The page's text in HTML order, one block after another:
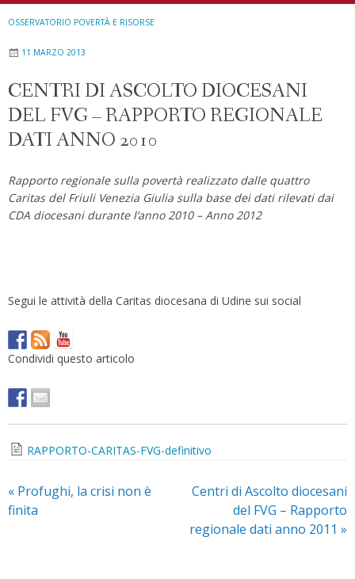
OSSERVATORIO POVERTÀ E RISORSE
11 MARZO 2013
CENTRI DI ASCOLTO DIOCESANI
DEL FVG – RAPPORTO REGIONALE
DATI ANNO 2010
Rapporto regionale sulla povertà realizzato dalle quattro
Caritas del Friuli Venezia Giulia sulla base dei dati rilevati dai
CDA diocesani durante l’anno 2010 – Anno 2012
Segui le attività della Caritas diocesana di Udine sui social
Condividi questo articolo
RAPPORTO-CARITAS-FVG-definitivo
« Profughi, la crisi non è
finita
Centri di Ascolto diocesani
del FVG – Rapporto
regionale dati anno 2011 »